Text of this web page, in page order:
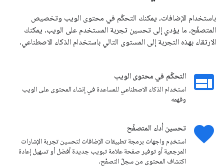
باستخدام الإضافات، يمكنك التحكّم في محتوى الويب وتخصيص
المتصفّح، ما يؤدي إلى تحسين تجربة المستخدم على الويب. يمكنك
الارتقاء بهذه التجربة إلى المستوى التالي باستخدام الذكاء الاصطناعي.
web التحكّم في محتوى الويب
استخدام الذكاء الاصطناعي للمساعدة في إنشاء المحتوى على الويب
وفهمه
favorite تحسين أداء المتصفّح
استخدِم واجهات برمجة تطبيقات الإضافات لتحسين تجربة الإشارات
المرجعية أو توفير صفحة علامة تبويب جديدة أفضل أو تسهيل إعادة
اكتشاف المحتوى من سجلّ التصفّح.